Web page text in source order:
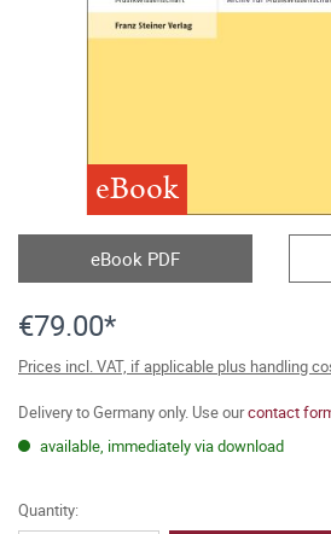
eBook
eBook PDF
€79.00*
Prices incl. VAT, if applicable plus handling
Delivery to Germany only. Use ourcontact
available, immediately via download
Quantity: